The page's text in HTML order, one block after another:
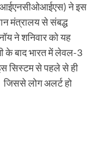
ने इस
मंत्रालय से संबद्ध
ने शनिवार को यह
के बाद भारत में लेवल-3
सिस्टम से पहले से ही
जिससे लोग अलर्ट हो